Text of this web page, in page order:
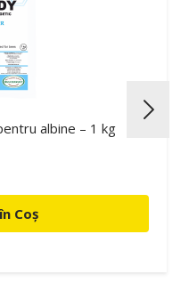
albine – 1 kg
Coș